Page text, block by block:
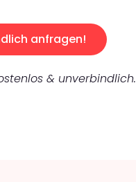
anfragen!
& unverbindlich.